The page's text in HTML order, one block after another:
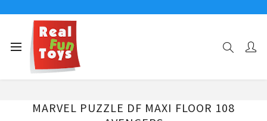
MARVEL PUZZLE DF MAXI FLOOR 108 AVENGERS
MARVEL PUZZLE DF MAXI FLOOR 108